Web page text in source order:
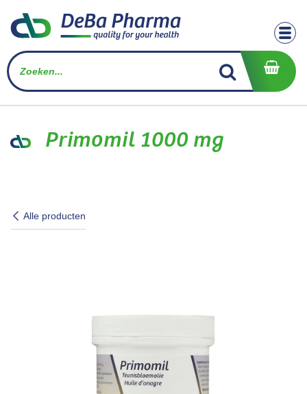
Alle producten
Primomil 1000 mg